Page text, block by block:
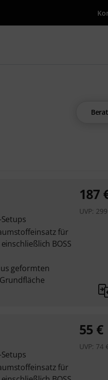
mit Suchwort
für
BOSS
geformten
187
UVP: 299
für
55 €
UVP: 74